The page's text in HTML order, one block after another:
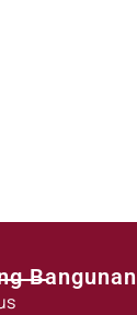
Bangunan